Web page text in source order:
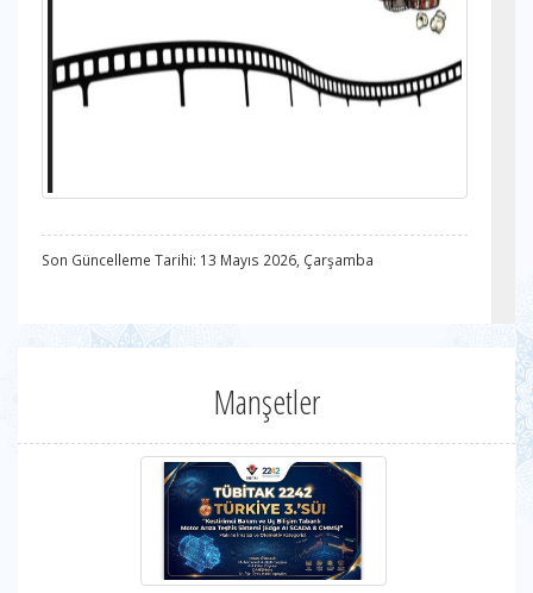
Son Güncelleme Tarihi: 13 Mayıs 2026, Çarşamba
Manşetler